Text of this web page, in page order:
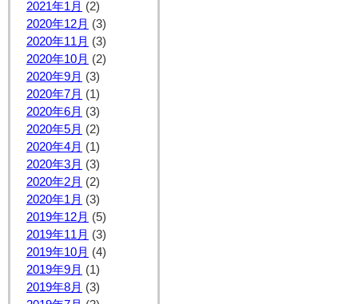
2021年1月 (2)
2020年12月 (3)
2020年11月 (3)
2020年10月 (2)
2020年9月 (3)
2020年7月 (1)
2020年6月 (3)
2020年5月 (2)
2020年4月 (1)
2020年3月 (3)
2020年2月 (2)
2020年1月 (3)
2019年12月 (5)
2019年11月 (3)
2019年10月 (4)
2019年9月 (1)
2019年8月 (3)